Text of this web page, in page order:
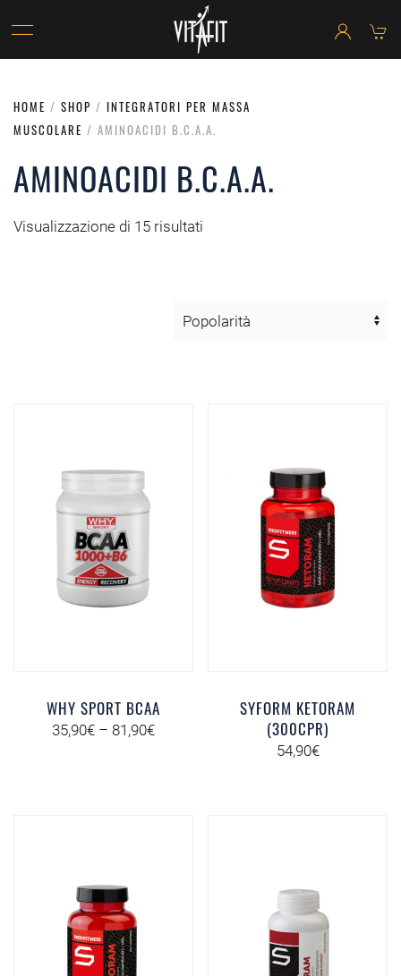
HOME / SHOP / INTEGRATORI PER MASSA
MUSCOLARE / AMINOACIDI B.C.A.A.
AMINOACIDI B.C.A.A.
Visualizzazione di 15 risultati
WHY SPORT BCAA
35,90€– 81,90€
SYFORM KETORAM
(300CPR)
54,90€